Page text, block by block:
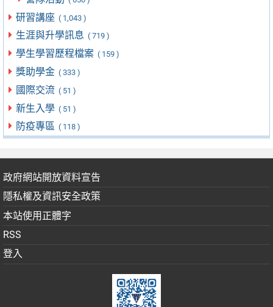
研習講座 ( 1,043 )
生涯與升學訊息 ( 719 )
學生學習歷程檔案 ( 159 )
獎助學金 ( 333 )
國際交流 ( 51 )
新生入學 ( 51 )
防疫專區 ( 118 )
政府網站開放資料宣告
隱私權及資訊安全政策
本站使用正體字
RSS
登入